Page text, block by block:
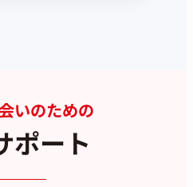
いのための
ポート